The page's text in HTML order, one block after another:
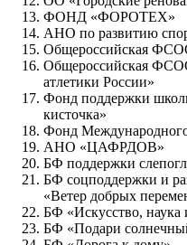
ФОНД «ФОРОТЕХ»
АНО по развитию
Общероссийская
Общероссийская
атлетики России»
Фонд поддержки
кисточка»
Фонд Международного
АНО «ЦАФРДОВ»
БФ поддержки
БФ соцподдержки и
«Ветер добрых
БФ «Искусство, наука
БФ «Подари